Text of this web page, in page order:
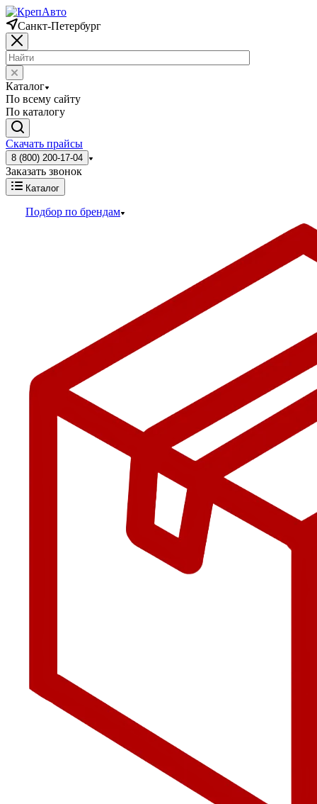
Санкт-Петербург
Каталог
По всему сайту
По каталогу
Скачать прайсы
8 (800) 200-17-04
Заказать звонок
Каталог
Подбор по брендам